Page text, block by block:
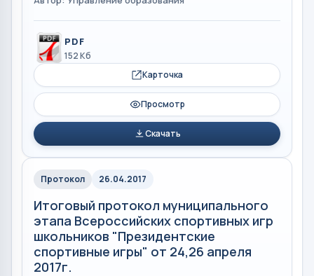
PDF
152 Кб
Карточка
Просмотр
Скачать
Протокол 26.04.2017
Итоговый протокол муниципального
этапа Всероссийских спортивных игр
школьников "Президентские
спортивные игры" от 24,26 апреля
2017г.